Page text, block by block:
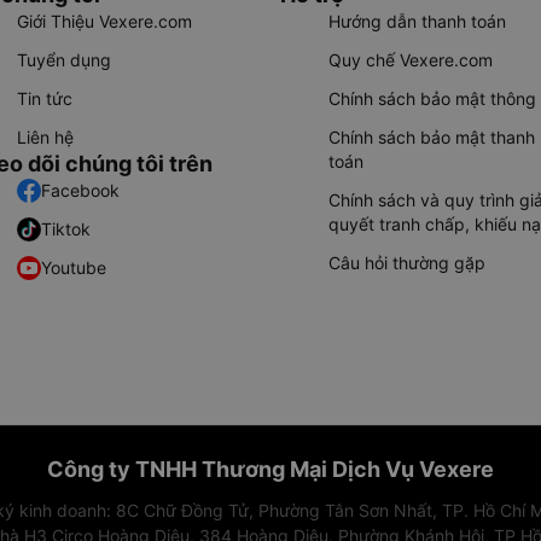
Giới Thiệu Vexere.com
Tuyển dụng
Tin tức
Liên hệ
dõi chúng tôi trên
Facebook
Tiktok
Youtube
Hướng dẫn thanh toán
Quy chế Vexere.com
Chính sách bảo mật thông
Chính sách bảo mật thanh
toán
Chính sách và quy trình
quyết tranh chấp, khiếu
Câu hỏi thường gặp
Công ty TNHH Thương Mại Dịch Vụ Vexere
kinh doanh: 8C Chữ Đồng Tử, Phường Tân Sơn Nhất, TP. Hồ Chí
H3 Circo Hoàng Diệu, 384 Hoàng Diệu, Phường Khánh Hội, TP